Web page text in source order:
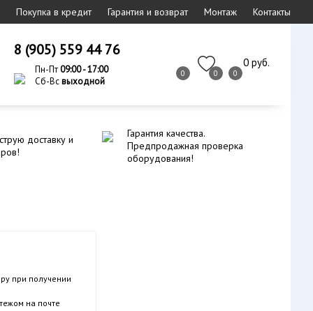
Покупка в кредит Гарантия и возврат Монтаж Контакты
8 (905) 559 44 76
Пн-Пт09:00 - 17:00
Сб-Всвыходной
0 0 0
0 руб.
доставку и
Гарантия качества.
Предпродажная проверка
оборудования!
при получении
на почте